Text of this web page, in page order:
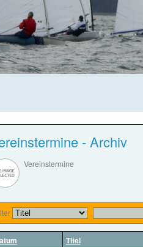
- Archiv
Vereinstermine
Titel